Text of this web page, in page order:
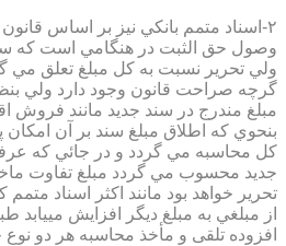
۲-اسناد متمم بانكي نيز بر اساس
وصول حق الثبت در هنگامي است كه
ولي تحرير نسبت به كل مبلغ تعلق مي
گرچه صراحت قانون وجود دارد ولي
مبلغ مندرج در سند جديد مانند فروش
بنحوي كه اطلاق مبلغ سند بر آن امكان
كل محاسبه مي گردد و در جائي كه
جديد محسوب مي گردد مبلغ تفاوت
تحرير خواهد بود مانند اكثر اسناد
از مبلغي به مبلغ ديگر افزايش مييابد
افزوده تلقی و مأخذ محاسبه هر دو